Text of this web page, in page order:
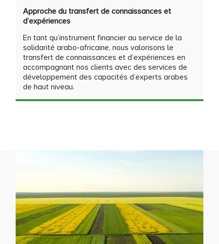
Approche du transfert de connaissances et
d’expériences
En tant qu’instrument financier au service de la
solidarité arabo-africaine, nous valorisons le
transfert de connaissances et d’expériences en
accompagnant nos clients avec des services de
développement des capacités d’experts arabes
de haut niveau.